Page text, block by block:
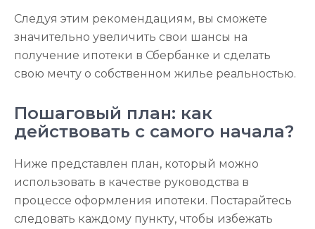
Следуя этим рекомендациям, вы сможете
значительно увеличить свои шансы на
получение ипотеки в Сбербанке и сделать
свою мечту о собственном жилье реальностью.
Пошаговый план: как
действовать с самого начала?
Ниже представлен план, который можно
использовать в качестве руководства в
процессе оформления ипотеки. Постарайтесь
следовать каждому пункту, чтобы избежать